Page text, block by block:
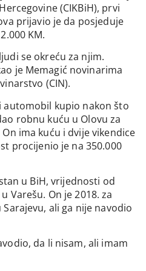
(CIKBiH), prvi
prijavio je da posjeduje
KM.
se okreću za njim.
je Memagić novinarima
(CIN).
automobil kupio nakon što
robnu kuću u Olovu za
ima kuću i dvije vikendice
procijenio je na 350.000
u BiH, vrijednosti od
Varešu. On je 2018. za
ali ga nije navodio
da li nisam, ali imam